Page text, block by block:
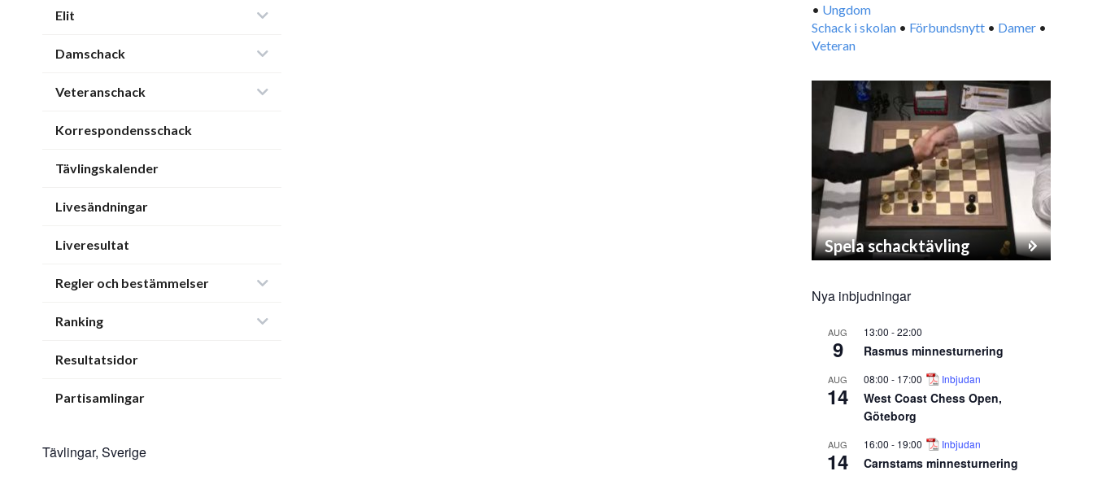
Elit
Damschack
Veteranschack
Korrespondensschack
Tävlingskalender
Livesändningar
Liveresultat
Regler och bestämmelser
Ranking
Resultatsidor
Partisamlingar
Tävlingar, Sverige
• Ungdom
Schack i skolan • Förbundsnytt • Damer •
Veteran
Spela schacktävling
Nya inbjudningar
AUG
9
13:00 -22:00
Rasmus minnesturnering
AUG
14
08:00 - 17:00 Inbjudan
West Coast Chess Open,
Göteborg
AUG
14
16:00 - 19:00 Inbjudan
Carnstams minnesturnering